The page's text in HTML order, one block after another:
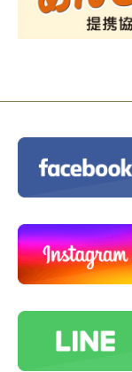
2023/11/29
ントホテル東京